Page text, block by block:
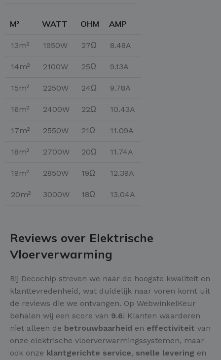
M² WATT OHM AMP
13m² 1950W 27Ω 8.48A
14m² 2100W 25Ω 9.13A
15m² 2250W 24Ω 9.78A
16m² 2400W 22Ω 10.43A
17m² 2550W 21Ω 11.09A
18m² 2700W 20Ω 11.74A
19m² 2850W 19Ω 12.39A
20m² 3000W 18Ω 13.04A
Reviews over Elektrische
Vloerverwarming
Bij Decochip streven we naar de hoogste kwaliteit en
klanttevredenheid, wat duidelijk naar voren komt uit
de reviews die we ontvangen. Op WebwinkelKeur
behalen wij een score van 9.6! Klanten waarderen
niet alleen de betrouwbaarheid en effectiviteit van
onze elektrische vloerverwarmingssystemen, maar
ook onze klantgerichte service, snelle levering en